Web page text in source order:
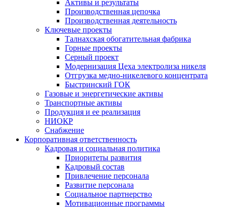
Активы и результаты
Производственная цепочка
Производственная деятельность
Ключевые проекты
Талнахская обогатительная фабрика
Горные проекты
Серный проект
Модернизация Цеха электролиза никеля
Отгрузка медно-никелевого концентрата
Быстринский ГОК
Газовые и энергетические активы
Транспортные активы
Продукция и ее реализация
НИОКР
Снабжение
Корпоративная ответственность
Кадровая и социальная политика
Приоритеты развития
Кадровый состав
Привлечение персонала
Развитие персонала
Социальное партнерство
Мотивационные программы